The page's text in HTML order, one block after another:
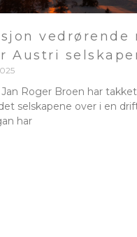
vedrørende
Austri
Roger Broen har
selskapene over i en
har